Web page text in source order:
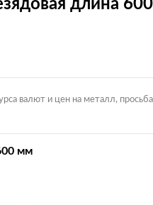
длина
валют и цен на металл,
мм